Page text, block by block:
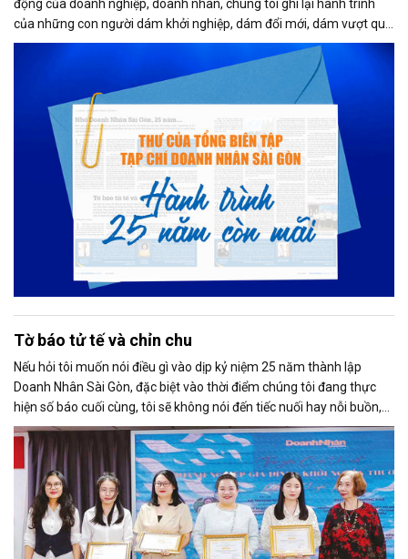
động của doanh nghiệp, doanh nhân, chúng tôi ghi lại hành trình
của những con người dám khởi nghiệp, dám đổi mới, dám vượt qua
thất bại để tạo dựng giá trị cho xã hội...
Tờ báo tử tế và chỉn chu
Nếu hỏi tôi muốn nói điều gì vào dịp kỷ niệm 25 năm thành lập
Doanh Nhân Sài Gòn, đặc biệt vào thời điểm chúng tôi đang thực
hiện số báo cuối cùng, tôi sẽ không nói đến tiếc nuối hay nỗi buồn,
thay vào đó là niềm tự hào. Bởi khi nghĩ về Doanh Nhân Sài Gòn, tôi
luôn nghĩ đó là một tờ báo “tử tế, chỉn chu”. Những điều tưởng như
rất bình thường ấy đã nuôi dưỡng tôi suốt 25 năm làm nghề. Và có
lẽ sẽ còn theo tôi đến hết cuộc đời cầm bút.